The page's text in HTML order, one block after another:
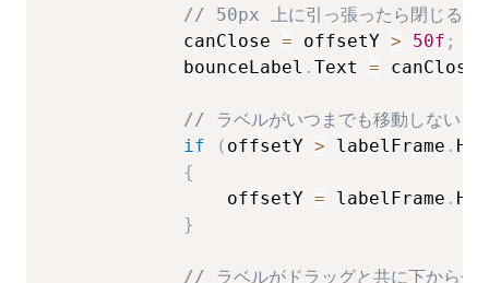
// 50px 上に引っ張ったら閉じるも
            canClose
= offsetY > 50f ;
            bounceLabel
. Text = canClose
// ラベルがいつまでも移動しないよ
if
( offsetY > labelFrame .
{
                offsetY
= labelFrame .
}
// ラベルがドラッグと共に下からせ